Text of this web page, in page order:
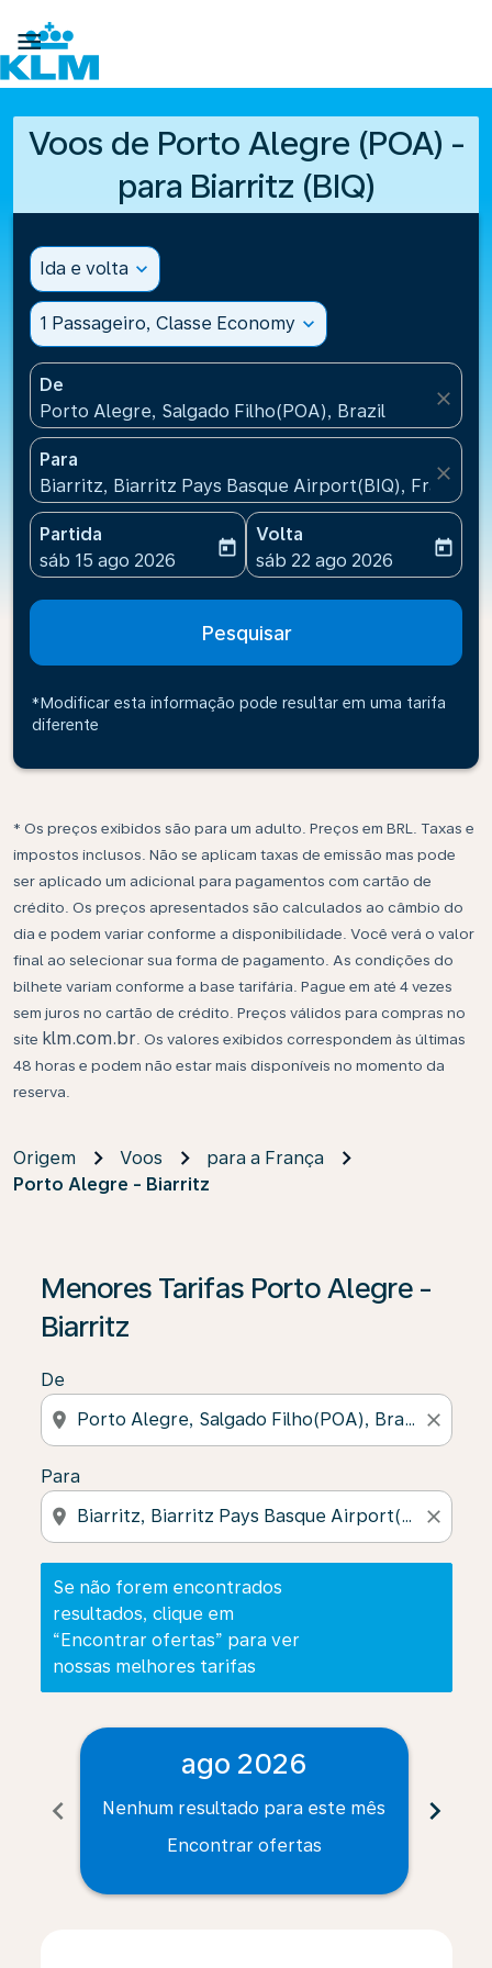

Voos de Porto Alegre (POA) -
para Biarritz (BIQ)
Ida e volta expand_more
1 Passageiro, Classe Economy expand_more
De
Porto Alegre, Salgado Filho(POA), Brazil
close
Para
Biarritz, Biarritz Pays Basque Airport(BIQ), France
close
Partida
fc-booking-departure-date-aria-label
sáb 15 ago 2026
today
Volta
fc-booking-return-date-
sáb 22 ago 2026
today
Pesquisar
*Modificar esta informação pode resultar em uma tarifa
diferente
* Os preços exibidos são para um adulto. Preços em BRL. Taxas e
impostos inclusos. Não se aplicam taxas de emissão mas pode
ser aplicado um adicional para pagamentos com cartão de
crédito. Os preços apresentados são calculados ao câmbio do
dia e podem variar conforme a disponibilidade. Você verá o valor
final ao selecionar sua forma de pagamento. As condições do
bilhete variam conforme a base tarifária. Pague em até 4 vezes
sem juros no cartão de crédito. Preços válidos para compras no
site klm.com.br . Os valores exibidos correspondem às últimas
48 horas e podem não estar mais disponíveis no momento da
reserva.
Origem Voos
para a França
Porto Alegre - Biarritz
Menores Tarifas Porto Alegre -
Biarritz
De
location_on close
Para
location_on close
Se não forem encontrados
resultados, clique em
“Encontrar ofertas” para ver
nossas melhores tarifas
Se não forem encontrados resultados, clique em
chevron_left
ago 2026
Nenhum resultado para este mês
Encontrar ofertas
chevron_right